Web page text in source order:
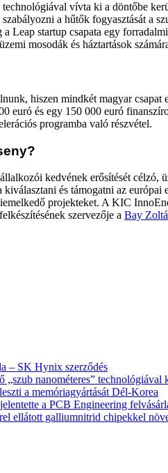
vívta ki a döntőbe
a hűtők fogyasztását a
Leap startup csapata egy
mosodák és háztartások
hiszen mindkét magyar csapat
euró és egy 150 000 euró
programba való részvétel.
kedvének erősítését célzó,
kiválasztani és támogatni az európai
projekteket. A KIC
szervezője a Bay
– SK Hynix szerződés
„szub nanométeres” technológiával
a memóriagyártását Dél-Korea
a PCB Engineering
ellátott galliumnitrid chipekkel